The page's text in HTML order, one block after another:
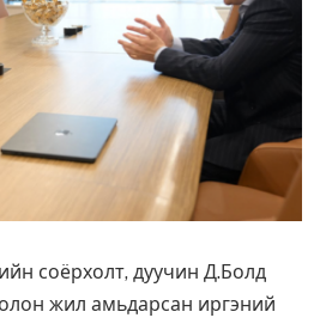
соёрхолт, дуучин Д.Болд
жил амьдарсан иргэний